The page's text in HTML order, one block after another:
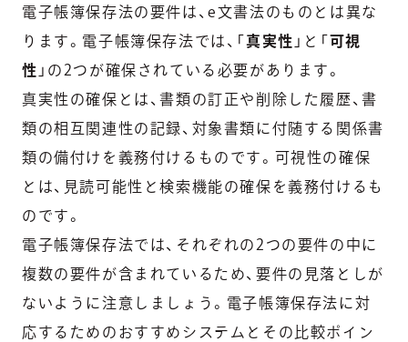
電子帳簿保存法の要件は、e文書法のものとは異な
ります。電子帳簿保存法では、「 真実性 」と「 可視
性 」の2つが確保されている必要があります。
真実性の確保とは、書類の訂正や削除した履歴、書
類の相互関連性の記録、対象書類に付随する関係書
類の備付けを義務付けるものです。可視性の確保
とは、見読可能性と検索機能の確保を義務付けるも
のです。
電子帳簿保存法では、それぞれの2つの要件の中に
複数の要件が含まれているため、要件の見落としが
ないように注意しましょう。電子帳簿保存法に対
応するためのおすすめシステムとその比較ポイン